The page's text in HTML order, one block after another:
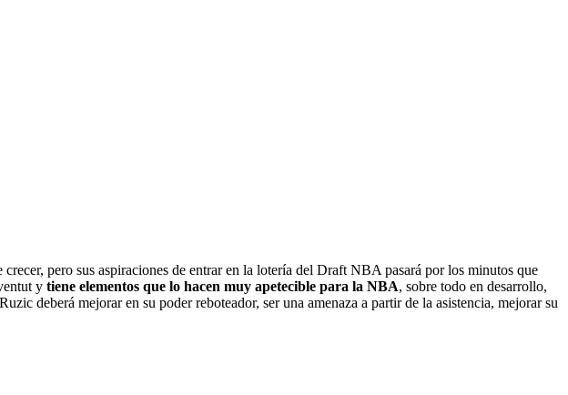
pero sus aspiraciones de entrar en la lotería del Draft NBA pasará por los minutos que
y tiene elementos que lo hacen muy apetecible para la NBA, sobre todo en desarrollo,
deberá mejorar en su poder reboteador, ser una amenaza a partir de la asistencia, mejorar su